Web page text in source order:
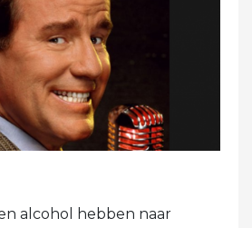
alcohol hebben naar